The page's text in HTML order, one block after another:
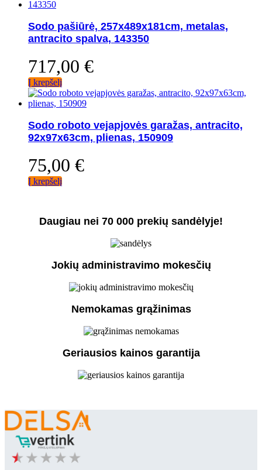
Sodo pašiūrė, 257x489x181cm, metalas,
antracito spalva, 143350
717,00 €
Į krepšelį
Sodo roboto vejapjovės garažas, antracito,
92x97x63cm, plienas, 150909
75,00 €
Į krepšelį
Daugiau nei 70 000 prekių sandėlyje!
Jokių administravimo mokesčių
Nemokamas grąžinimas
Geriausios kainos garantija